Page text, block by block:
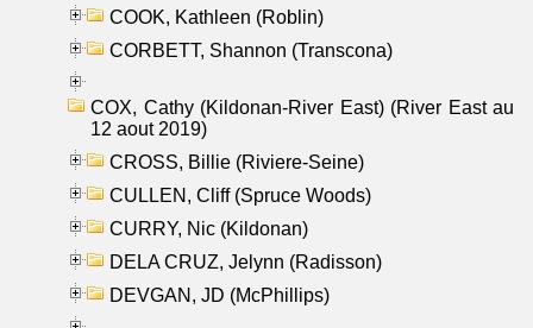
COOK, Kathleen (Roblin)
CORBETT, Shannon (Transcona)
COX, Cathy (Kildonan-River East) (River East au
12 aout 2019)
CROSS, Billie (Riviere-Seine)
CULLEN, Cliff (Spruce Woods)
CURRY, Nic (Kildonan)
DELA CRUZ, Jelynn (Radisson)
DEVGAN, JD (McPhillips)